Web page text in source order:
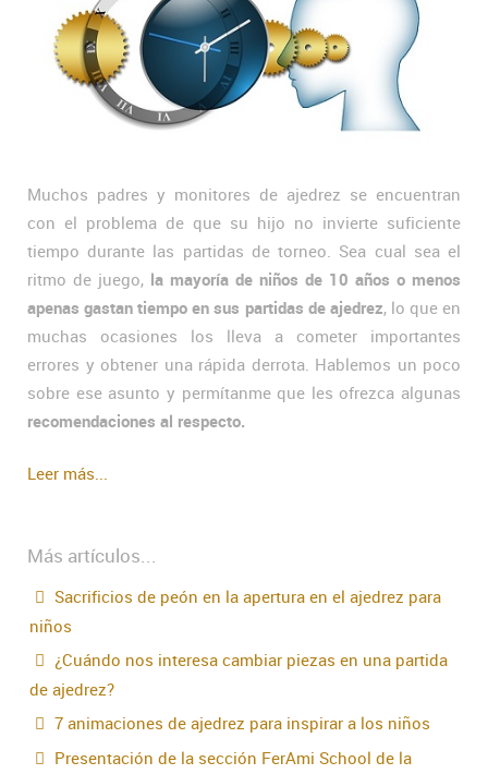
Muchos padres y monitores de ajedrez se encuentran
con el problema de que su hijo no invierte suficiente
tiempo durante las partidas de torneo. Sea cual sea el
ritmo de juego, la mayoría de niños de 10 años o menos
apenas gastan tiempo en sus partidas de ajedrez, lo que en
muchas ocasiones los lleva a cometer importantes
errores y obtener una rápida derrota. Hablemos un poco
sobre ese asunto y permítanme que les ofrezca algunas
recomendaciones al respecto.
Leer más...
Más artículos...
Sacrificios de peón en la apertura en el ajedrez para
niños
¿Cuándo nos interesa cambiar piezas en una partida
de ajedrez?
7 animaciones de ajedrez para inspirar a los niños
Presentación de la sección FerAmi School de la